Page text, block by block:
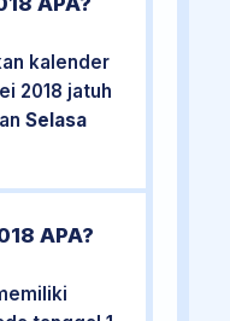
kalender
2018 jatuh
Selasa
APA?